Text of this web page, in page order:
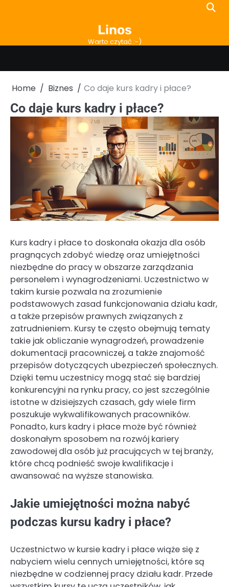
Linos
Warto czytać :-)
Home Biznes Co daje kurs kadry i płace?
Co daje kurs kadry i płace?
Kurs kadry i płace to doskonała okazja dla osób
pragnących zdobyć wiedzę oraz umiejętności
niezbędne do pracy w obszarze zarządzania
personelem i wynagrodzeniami. Uczestnictwo w
takim kursie pozwala na zrozumienie
podstawowych zasad funkcjonowania działu kadr,
a także przepisów prawnych związanych z
zatrudnieniem. Kursy te często obejmują tematy
takie jak obliczanie wynagrodzeń, prowadzenie
dokumentacji pracowniczej, a także znajomość
przepisów dotyczących ubezpieczeń społecznych.
Dzięki temu uczestnicy mogą stać się bardziej
konkurencyjni na rynku pracy, co jest szczególnie
istotne w dzisiejszych czasach, gdy wiele firm
poszukuje wykwalifikowanych pracowników.
Ponadto, kurs kadry i płace może być również
doskonałym sposobem na rozwój kariery
zawodowej dla osób już pracujących w tej branży,
które chcą podnieść swoje kwalifikacje i
awansować na wyższe stanowiska.
Jakie umiejętności można nabyć
podczas kursu kadry i płace?
Uczestnictwo w kursie kadry i płace wiąże się z
nabyciem wielu cennych umiejętności, które są
niezbędne w codziennej pracy działu kadr. Przede